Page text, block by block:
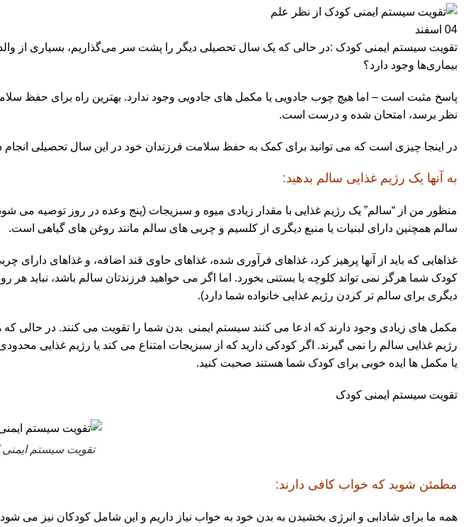
04 اسفند
تقویت سیستم ایمنی کودک :در حالی که یک سال تحصیلی دیگر را پشت سر می‌گذاریم، بسیاری از
بیماری‌ها وجود دارد؟
پاسخ مثبت است – اما هیچ چوب جادویی یا مکمل های جادویی وجود ندارد. بهترین راه برای حفظ
نظر برسد، امتحان شده و درست است.
در اینجا چیزی است که می توانید برای کمک به حفظ سلامت فرزندان خود در این سال تحصیلی انجام
به آنها یک رژیم غذایی سالم بدهید:
منظور من از “سالم” یک رژیم غذایی با مقدار زیادی میوه و سبزیجات (پنج وعده در روز توصیه می
سالم همچنین دارای لبنیات یا منبع دیگری از کلسیم و چربی های سالم مانند روغن های گیاهی است.
غذاهایی که باید از آنها پرهیز کرد، غذاهای فرآوری شده، غذاهای حاوی قند اضافه، و غذاهای
کودک شما هرگز نمی تواند کلوچه یا بستنی بخورد. اما اگر می خواهید فرزندتان سالم باشد، نباید هر
دیگری برای سالم تر کردن رژیم غذایی خانواده شما دارد).
مکمل های زیادی وجود دارند که ادعا می کنند سیستم ایمنی بدن شما را تقویت می کنند. در حالی که
رژیم غذایی سالم را نمی گیرند. اگر کودکی دارید که از سبزیجات امتناع می کند یا رژیم غذایی
یا مکمل ها ایده خوبی برای کودک شما هستند صحبت کنید.
تقویت سیستم ایمنی کودک
تقویت سیستم
مطمئن شوید که خواب کافی دارند: